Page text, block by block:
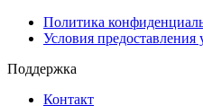
Политика
Условия предоставления
Поддержка
Контакт